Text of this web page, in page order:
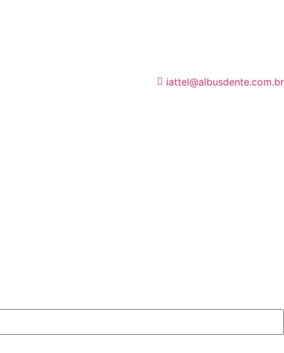
iattel@albusdente.com.br